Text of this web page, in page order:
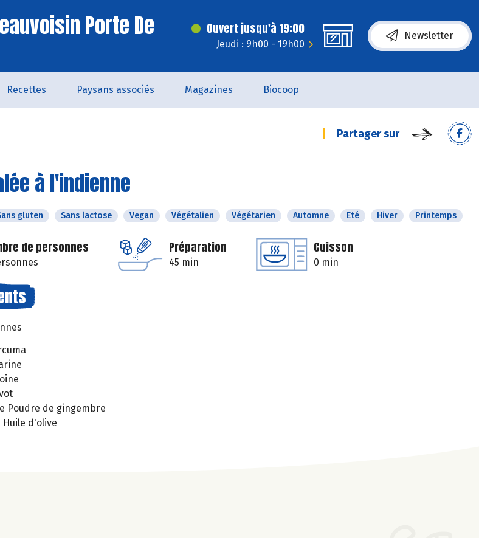
Porte De Ouvert jusqu'à 19:00
Jeudi : 9h00 - 19h00
Newsletter
Recettes Paysans associés Magazines Biocoop
Partager sur
à l'indienne
gluten Sans lactose Vegan Végétalien Végétarien Automne Eté Hiver Printemps
de personnes Préparation
45 min
Cuisson
0 min
Poudre de gingembre
Huile d'olive